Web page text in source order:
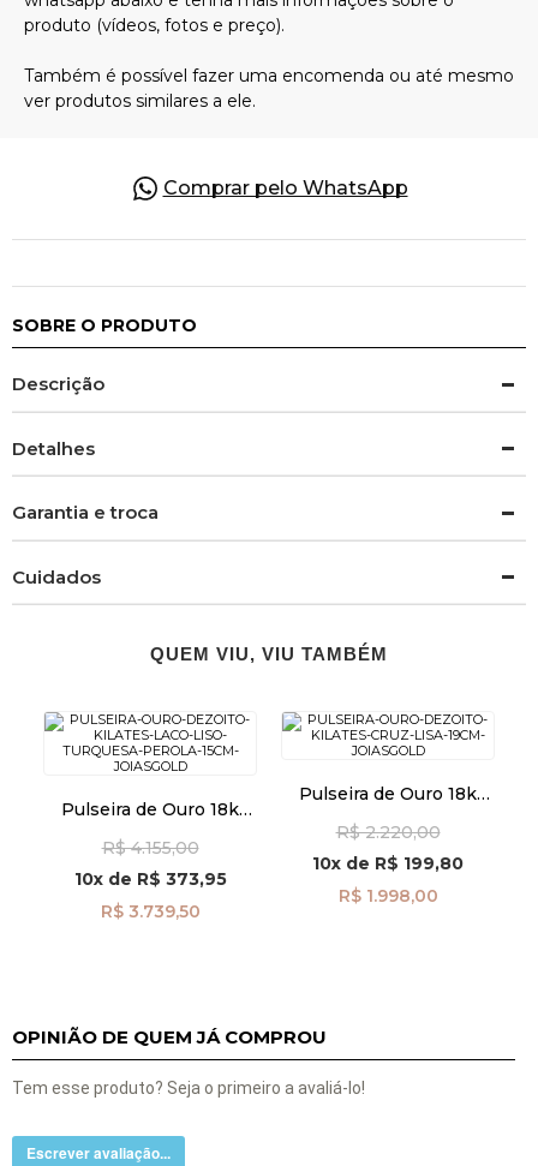
Comprar pelo WhatsApp
SOBRE O PRODUTO
Descrição
Detalhes
Garantia e troca
Cuidados
QUEM VIU, VIU TAMBÉM
Pulseira de Ouro 18k
e Pérola de 15cm
pu05756
R$ 4.155,00
10xde R$ 373,95
R$ 3.739,50
Pulseira de Ouro 18k
pu08576
R$ 2.220,00
10x de R$ 199,80
R$ 1.998,00
OPINIÃO DE QUEM JÁ COMPROU
Tem esse produto? Seja o primeiro a avaliá-lo!
Escrever avaliação...